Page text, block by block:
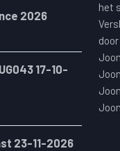
2026
17-10-
23-11-2026
het